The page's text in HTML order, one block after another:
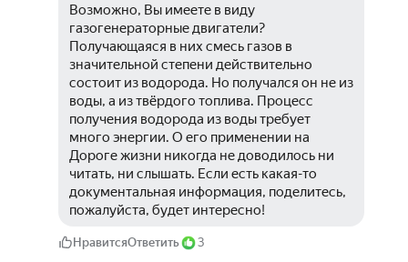
Возможно, Вы имеете в виду
газогенераторные двигатели?
Получающаяся в них смесь газов в
значительной степени действительно
состоит из водорода. Но получался он не из
воды, а из твёрдого топлива. Процесс
получения водорода из воды требует
много энергии. О его применении на
Дороге жизни никогда не доводилось ни
читать, ни слышать. Если есть какая-то
документальная информация, поделитесь,
пожалуйста, будет интересно!
НравитсяОтветить 3